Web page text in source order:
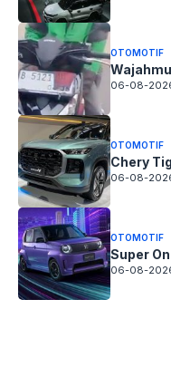
OTOMOTIF
06-08-
OTOMOTIF
Chery
06-08-
OTOMOTIF
Super
06-08-